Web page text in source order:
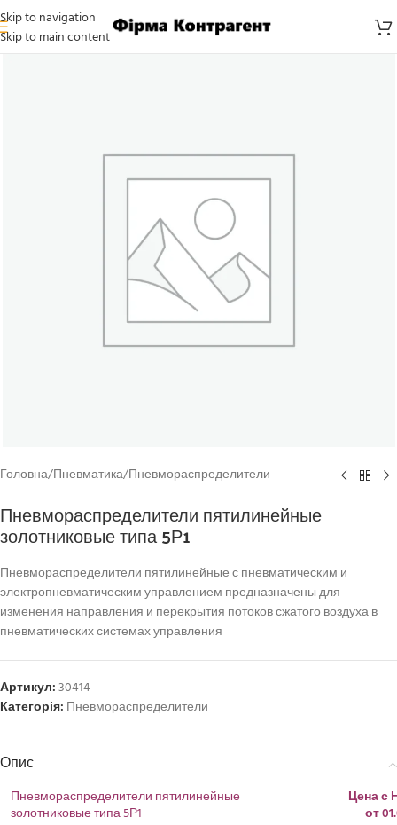
Skip to navigation
Skip to main content
Головна/Пневматика/Пневмораспределители
Пневмораспределители пятилинейные
золотниковые типа 5Р1
Пневмораспределители пятилинейные с пневматическим и
электропневматическим управлением предназначены для
изменения направления и перекрытия потоков сжатого воздуха в
пневматических системах управления
Артикул:30414
Категорія: Пневмораспределители
Опис
Пневмораспределители пятилинейные
золотниковые типа 5Р1
Цена с
от